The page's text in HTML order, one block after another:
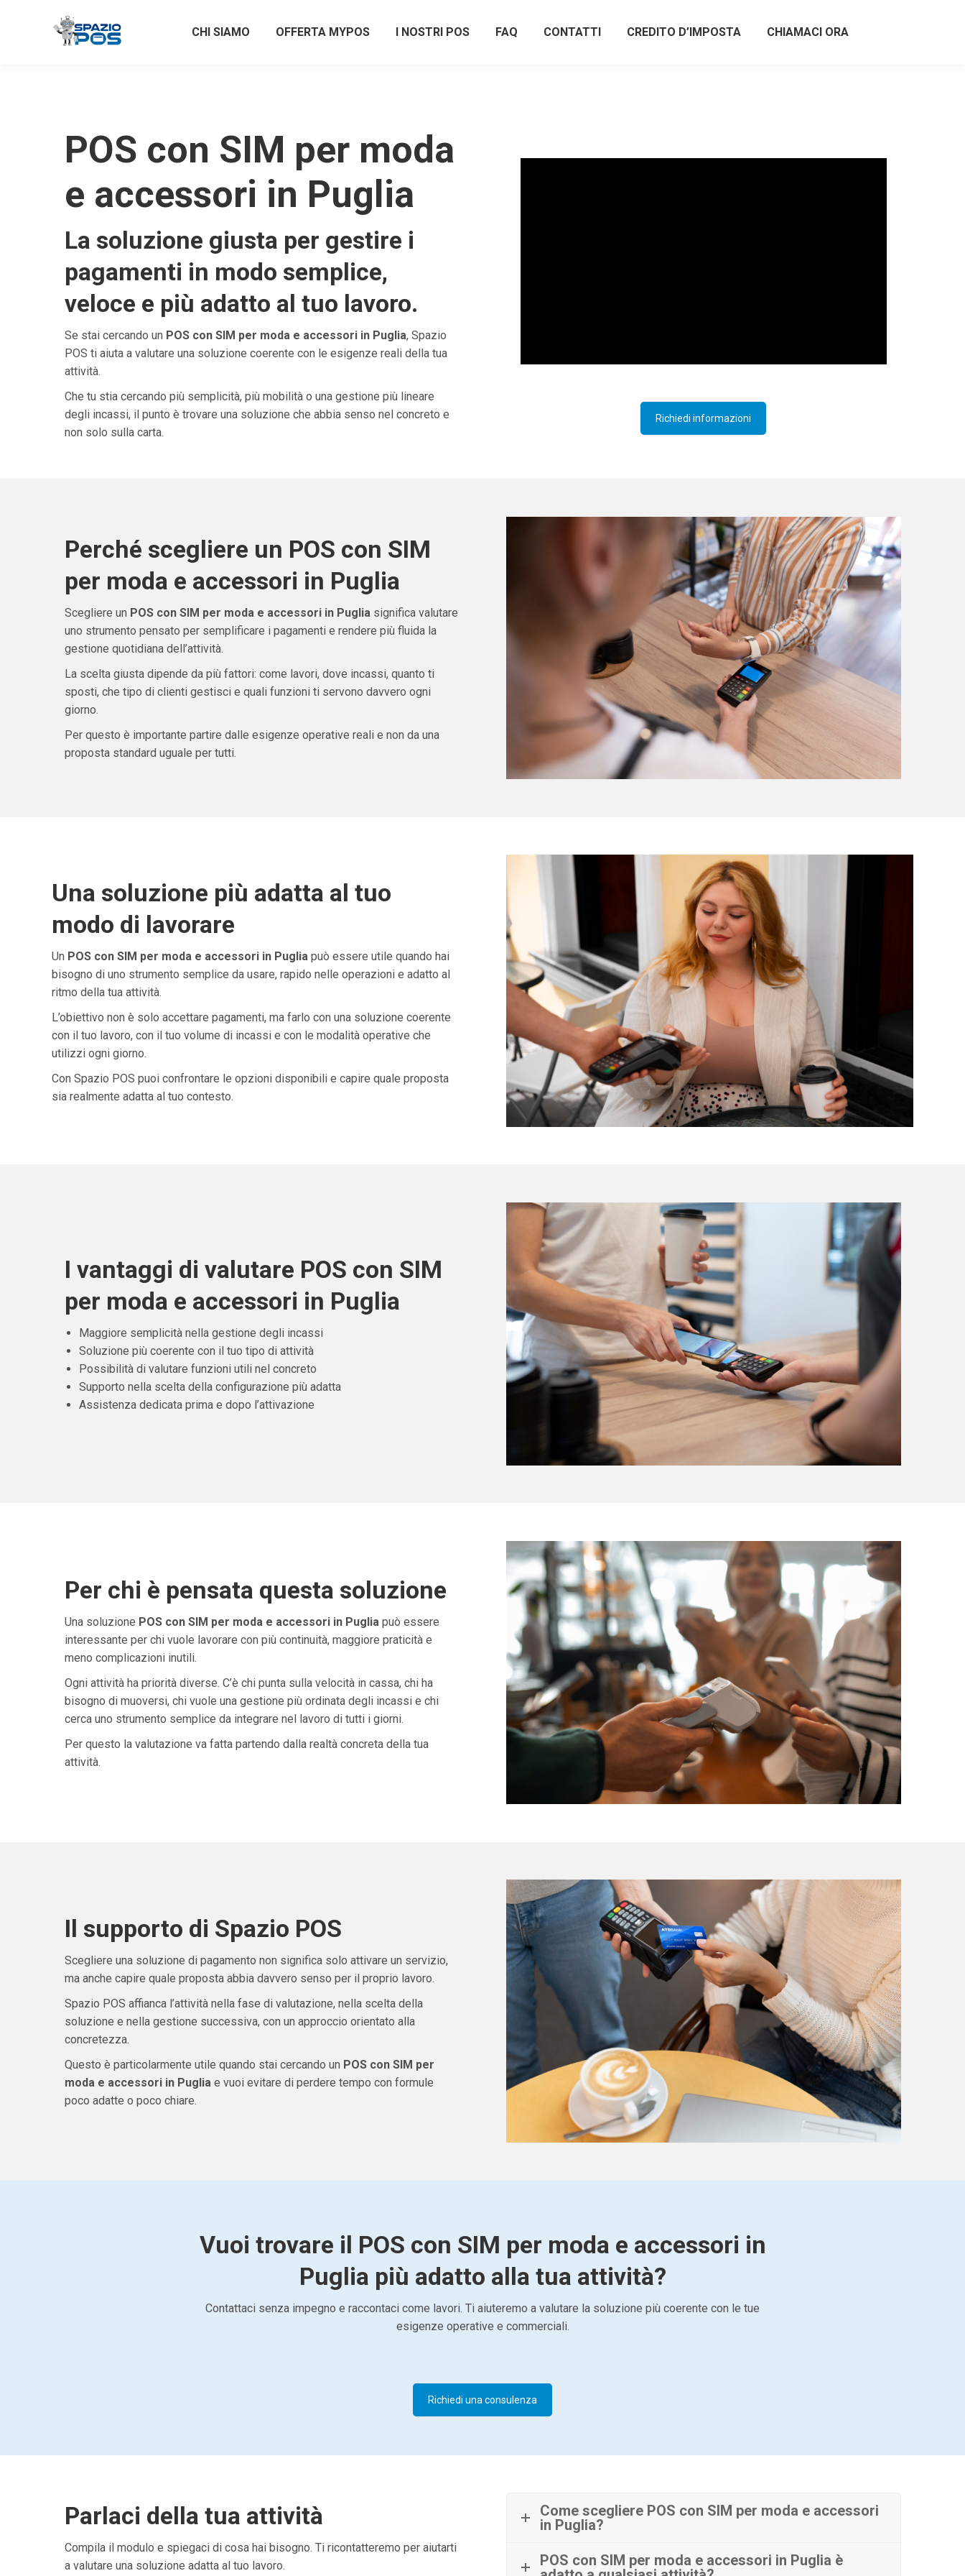
CHI SIAMO OFFERTA MYPOS I NOSTRI POS FAQ CONTATTI CREDITO D’IMPOSTA CHIAMACI ORA
POS con SIM per moda
e accessori in Puglia
La soluzione giusta per gestire i
pagamenti in modo semplice,
veloce e più adatto al tuo lavoro.
Se stai cercando un POS con SIM per moda e accessori in Puglia, Spazio
POS ti aiuta a valutare una soluzione coerente con le esigenze reali della tua
attività.
Che tu stia cercando più semplicità, più mobilità o una gestione più lineare
degli incassi, il punto è trovare una soluzione che abbia senso nel concreto e
non solo sulla carta.
Richiedi informazioni
Perché scegliere un POS con SIM
per moda e accessori in Puglia
Scegliere un POS con SIM per moda e accessori in Pugliasignifica valutare
uno strumento pensato per semplificare i pagamenti e rendere più fluida la
gestione quotidiana dell’attività.
La scelta giusta dipende da più fattori: come lavori, dove incassi, quanto ti
sposti, che tipo di clienti gestisci e quali funzioni ti servono davvero ogni
giorno.
Per questo è importante partire dalle esigenze operative reali e non da una
proposta standard uguale per tutti.
Una soluzione più adatta al tuo
modo di lavorare
Un POS con SIM per moda e accessori in Puglia può essere utile quando hai
bisogno di uno strumento semplice da usare, rapido nelle operazioni e adatto al
ritmo della tua attività.
L’obiettivo non è solo accettare pagamenti, ma farlo con una soluzione coerente
con il tuo lavoro, con il tuo volume di incassi e con le modalità operative che
utilizzi ogni giorno.
Con Spazio POS puoi confrontare le opzioni disponibili e capire quale proposta
sia realmente adatta al tuo contesto.
I vantaggi di valutare POS con SIM
per moda e accessori in Puglia
Maggiore semplicità nella gestione degli incassi
Soluzione più coerente con il tuo tipo di attività
Possibilità di valutare funzioni utili nel concreto
Supporto nella scelta della configurazione più adatta
Assistenza dedicata prima e dopo l’attivazione
Per chi è pensata questa soluzione
Una soluzione POS con SIM per moda e accessori in Pugliapuò essere
interessante per chi vuole lavorare con più continuità, maggiore praticità e
meno complicazioni inutili.
Ogni attività ha priorità diverse. C’è chi punta sulla velocità in cassa, chi ha
bisogno di muoversi, chi vuole una gestione più ordinata degli incassi e chi
cerca uno strumento semplice da integrare nel lavoro di tutti i giorni.
Per questo la valutazione va fatta partendo dalla realtà concreta della tua
attività.
Il supporto di Spazio POS
Scegliere una soluzione di pagamento non significa solo attivare un servizio,
ma anche capire quale proposta abbia davvero senso per il proprio lavoro.
Spazio POS affianca l’attività nella fase di valutazione, nella scelta della
soluzione e nella gestione successiva, con un approccio orientato alla
concretezza.
Questo è particolarmente utile quando stai cercando un POS con SIM per
moda e accessori in Pugliae vuoi evitare di perdere tempo con formule
poco adatte o poco chiare.
Vuoi trovare il POS con SIM per moda e accessori in
Puglia più adatto alla tua attività?
Contattaci senza impegno e raccontaci come lavori. Ti aiuteremo a valutare la soluzione più coerente con le tue
esigenze operative e commerciali.
Richiedi una consulenza
Parlaci della tua attività
Compila il modulo e spiegaci di cosa hai bisogno. Ti ricontatteremo per aiutarti
a valutare una soluzione adatta al tuo lavoro.
Come scegliere POS con SIM per moda e accessori
in Puglia?
POS con SIM per moda e accessori in Puglia è